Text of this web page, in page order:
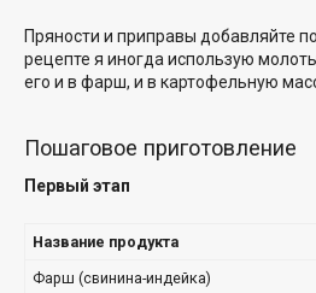
Пряности и приправы добавляйте
рецепте я иногда использую
его и в фарш, и в картофельную
Пошаговое приготовление
Первый этап
Название продукта
Фарш (свинина-индейка)